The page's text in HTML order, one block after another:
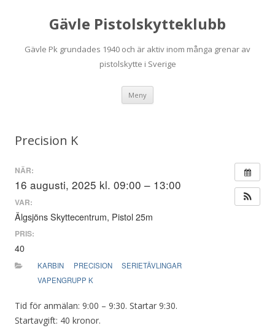
Gävle Pistolskytteklubb
Gävle Pk grundades 1940 och är aktiv inom många grenar av
pistolskytte i Sverige
Meny
Precision K
NÄR:
16 augusti, 2025 kl. 09:00 – 13:00
VAR:
Älgsjöns Skyttecentrum, Pistol 25m
PRIS:
40
KARBIN PRECISION
SERIETÄVLINGAR
VAPENGRUPP K
Tid för anmälan: 9:00 – 9:30. Startar 9:30.
Startavgift: 40 kronor.